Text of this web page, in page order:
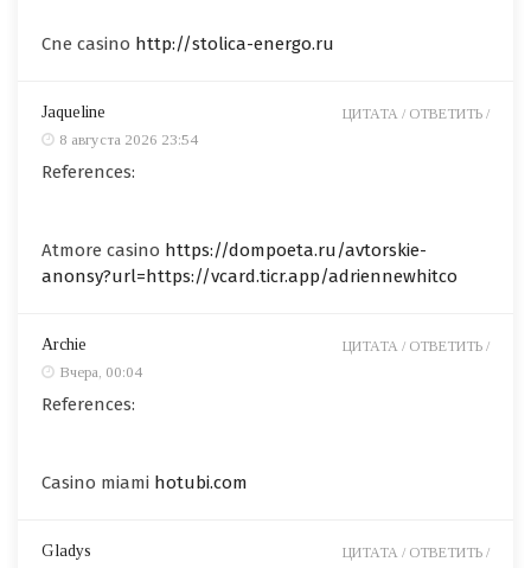
Cne casino http://stolica-energo.ru
Jaqueline
8 августа 2026 23:54
References:
Atmore casino https://dompoeta.ru/avtorskie-
anonsy?url=https://vcard.ticr.app/adriennewhitco
ЦИТАТА / ОТВЕТИТЬ /
Archie
Вчера, 00:04
References:
Casino miami hotubi.com
ЦИТАТА / ОТВЕТИТЬ /
Gladys
ЦИТАТА / ОТВЕТИТЬ /